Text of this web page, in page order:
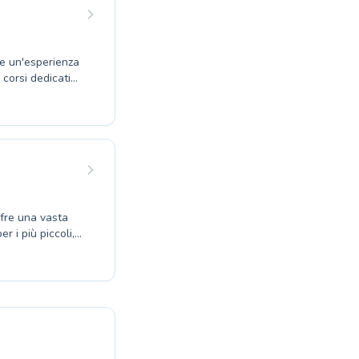
per farti
un'esperienza
dedicati
sia i
un
voglia
dell'acqua,
verso il
una vasta
i più piccoli,
che
in
sereno
di